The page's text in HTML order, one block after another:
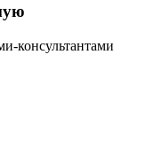
консультантами